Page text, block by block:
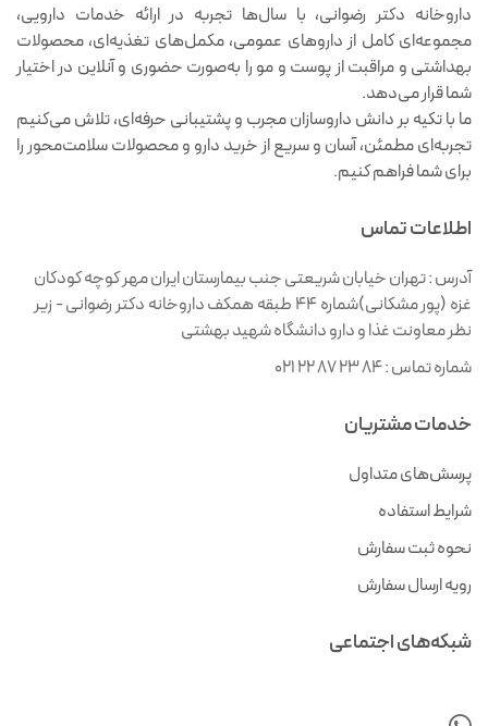
داروخانه دکتر رضوانی، با سال‌ها تجربه در ارائه خدمات دارویی،
مجموعه‌ای کامل از داروهای عمومی، مکمل‌های تغذیه‌ای، محصولات
بهداشتی و مراقبت از پوست و مو را به‌صورت حضوری و آنلاین در اختیار
شما قرار می‌دهد.
ما با تکیه بر دانش داروسازان مجرب و پشتیبانی حرفه‌ای، تلاش می‌کنیم
تجربه‌ای مطمئن، آسان و سریع از خرید دارو و محصولات سلامت‌محور را
برای شما فراهم کنیم.
اطلاعات تماس
آدرس :تهران خیابان شریعتی جنب بیمارستان ایران مهر کوچه کودکان
غزه (پور مشکانی)شماره ۴۴ طبقه همکف داروخانه دکتر رضوانی - زیر
نظر معاونت غذا و دارو دانشگاه شهید بهشتی
شماره تماس :021 22 87 23 84
خدمات مشتریان
پرسش‌های متداول
شرایط استفاده
نحوه ثبت سفارش
رویه ارسال سفارش
شبکه‌های اجتماعی